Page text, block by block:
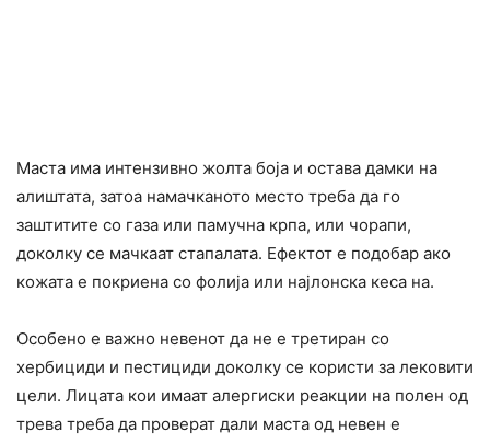
Маста има интензивно жолта боја и остава дамки на
алиштата, затоа намачканото место треба да го
заштитите со газа или памучна крпа, или чорапи,
доколку се мачкаат стапалата. Ефектот е подобар ако
кожата е покриена со фолија или најлонска кеса на.
Особено е важно невенот да не е третиран со
хербициди и пестициди доколку се користи за лековити
цели. Лицата кои имаат алергиски реакции на полен од
трева треба да проверат дали маста од невен е